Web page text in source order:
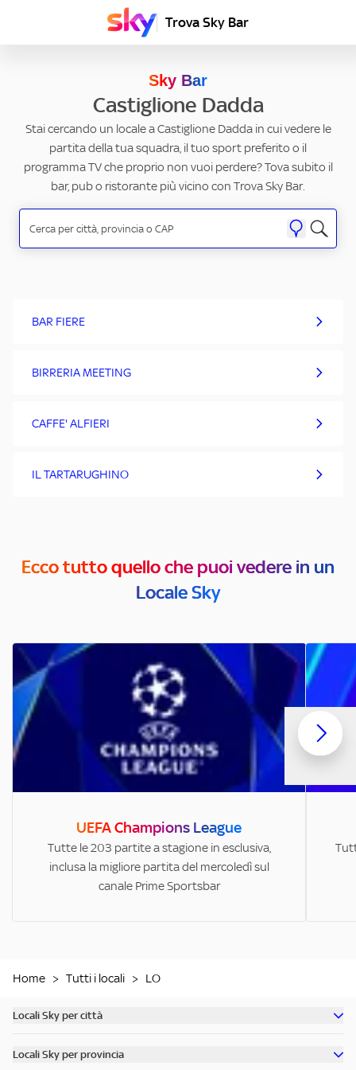
Trova Sky Bar
Sky Bar
Castiglione Dadda
Stai cercando un locale a Castiglione Dadda in cui vedere le
partita della tua squadra, il tuo sport preferito o il
programma TV che proprio non vuoi perdere? Tova subito il
bar, pub o ristorante più vicino con Trova Sky Bar.
BAR FIERE
BIRRERIA MEETING
CAFFE' ALFIERI
IL TARTARUGHINO
Ecco tutto quello che puoi vedere in un
Locale Sky
UEFA Champions League
Tutte le 203 partite a stagione in esclusiva,
inclusa la migliore partita del mercoledì sul
canale Prime Sportsbar
Home > Tutti i locali > LO
Locali Sky per città
Scopri tutti i bar di Roma
Locali Sky per provincia